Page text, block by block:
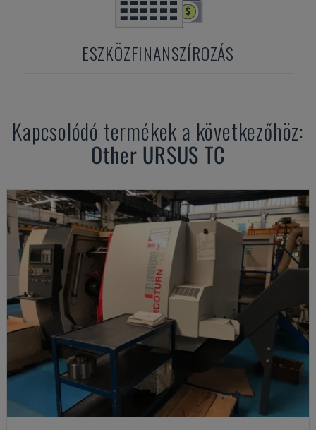
ESZKÖZFINANSZÍROZÁS
Kapcsolódó termékek a következőhöz:
Other URSUS TC